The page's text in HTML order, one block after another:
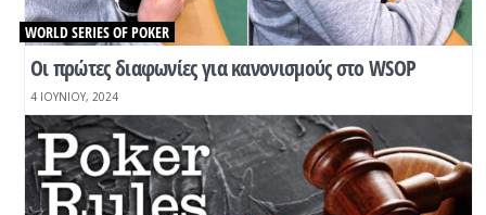
Οι πρώτες διαφωνίες για κανονισμούς στο WSOP
WORLD SERIES OF POKER
4 ΙΟΥΝΊΟΥ, 2024